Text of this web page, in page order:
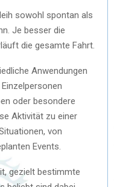
sowohl spontan als
Je besser die
die gesamte Fahrt.
Anwendungen
oder besondere
Aktivität zu einer
von
Events.
gezielt bestimmte